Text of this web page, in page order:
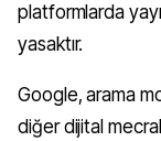
platformlarda
yasaktır.
Google, arama
diğer dijital